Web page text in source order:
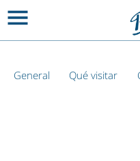
General Qué visitar